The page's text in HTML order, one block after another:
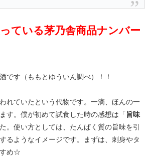
っている茅乃舎商品ナンバー
です（ももとゆういん調べ）！！
れていたという代物です。一滴、ほんの一
す。僕が初めて試食した時の感想は「 旨味
。使い方としては、たんぱく質の旨味を引
るようなイメージです。まずは、刺身やタ
すめ☆